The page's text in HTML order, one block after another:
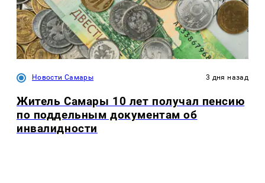
Новости Самары 3 дня назад
Житель Самары 10 лет получал пенсию
по поддельным документам об
инвалидности